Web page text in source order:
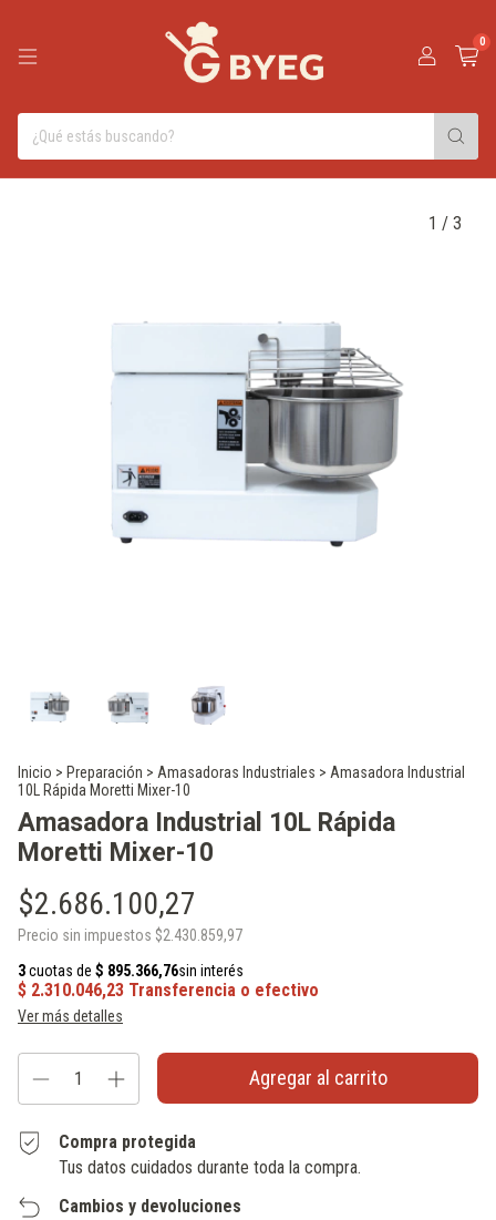
0
1 / 3
Inicio > Preparación > Amasadoras Industriales > Amasadora Industrial
10L Rápida Moretti Mixer-10
Amasadora Industrial 10L Rápida
Moretti Mixer-10
$2.686.100,27
Precio sin impuestos $2.430.859,97
Ver más detalles
Compra protegida
Tus datos cuidados durante toda la compra.
Cambios y devoluciones